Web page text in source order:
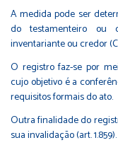
A medida pode ser
do testamenteiro ou
inventariante ou credor
O registro faz-se por
cujo objetivo é a
requisitos formais do ato.
Outra finalidade do
sua invalidação (art. 1.859).